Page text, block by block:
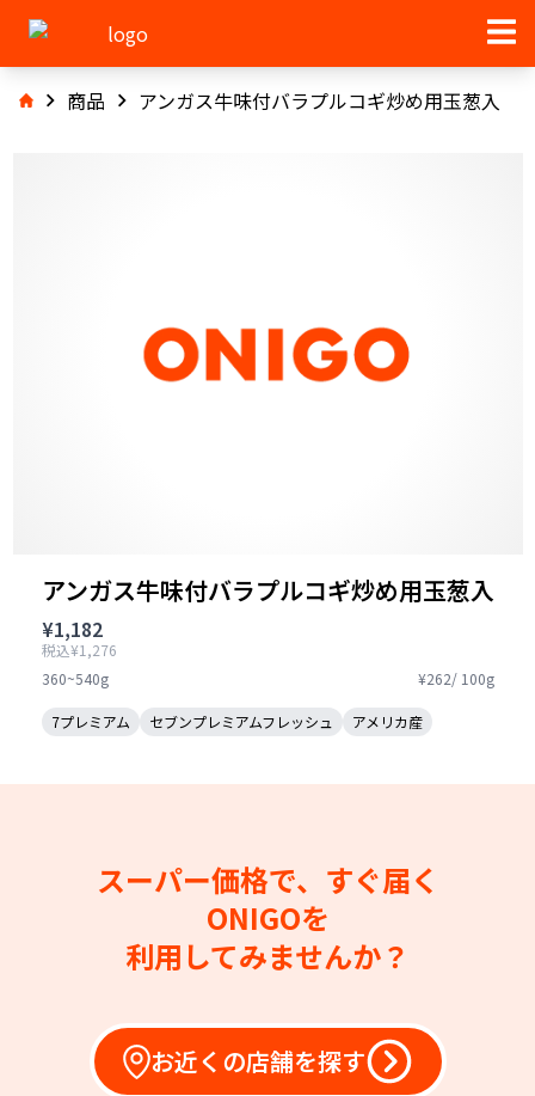
商品 アンガス牛味付バラプルコギ炒め用玉葱入
アンガス牛味付バラプルコギ炒め用玉葱入
¥1,182
税込¥1,276
360~540g
¥262/ 100g
7プレミアム セブンプレミアムフレッシュ アメリカ産
スーパー価格で、すぐ届く
ONIGOを
利用してみませんか？
お近くの店舗を探す